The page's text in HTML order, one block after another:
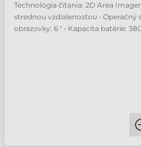
Technológia čítania: 2D Area
strednou vzdialenosťou • Operačný
obrazovky: 6 " • Kapacita batérie: